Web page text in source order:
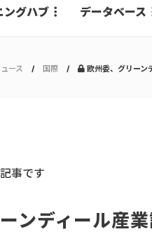
ングハブ データベース
ース 国際 欧州委、グリーン
事です
ンディール産